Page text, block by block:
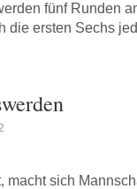
fünf Runden
die ersten Sechs
sich